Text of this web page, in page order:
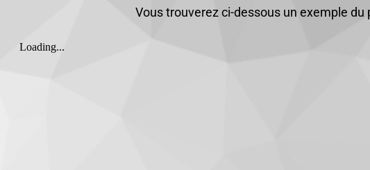
Vous trouverez ci-dessous un exemple